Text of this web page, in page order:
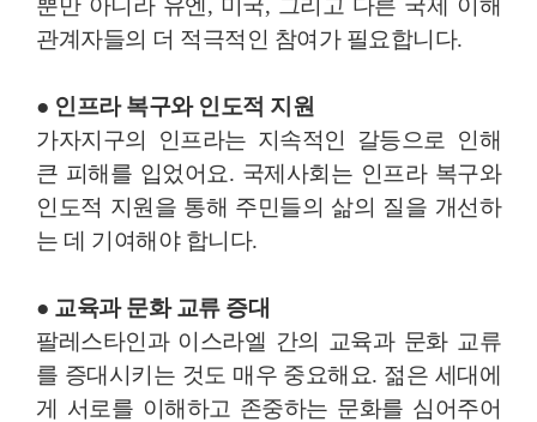
뿐만 아니라 유엔, 미국, 그리고 다른 국제 이해
관계자들의 더 적극적인 참여가 필요합니다.
● 인프라 복구와 인도적 지원
가자지구의 인프라는 지속적인 갈등으로 인해
큰 피해를 입었어요. 국제사회는 인프라 복구와
인도적 지원을 통해 주민들의 삶의 질을 개선하
는 데 기여해야 합니다.
● 교육과 문화 교류 증대
팔레스타인과 이스라엘 간의 교육과 문화 교류
를 증대시키는 것도 매우 중요해요. 젊은 세대에
게 서로를 이해하고 존중하는 문화를 심어주어